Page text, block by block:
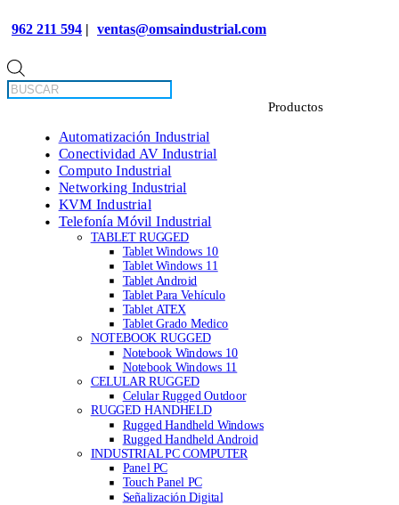
962 211 594 | ventas@omsaindustrial.com
de
productos
Automatización Industrial
Conectividad AV Industrial
Computo Industrial
Networking Industrial
KVM Industrial
Telefonía Móvil Industrial
TABLET RUGGED
Tablet Windows 10
Tablet Windows 11
Tablet Android
Tablet Para Vehículo
Tablet ATEX
Tablet Grado Medico
NOTEBOOK RUGGED
Notebook Windows 10
Notebook Windows 11
CELULAR RUGGED
Celular Rugged Outdoor
RUGGED HANDHELD
Rugged Handheld Windows
Rugged Handheld Android
INDUSTRIAL PC COMPUTER
Panel PC
Touch Panel PC
Señalización Digital